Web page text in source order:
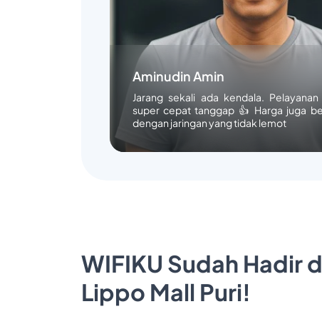
Aminudin Amin
Jarang sekali ada kendala.
super cepat tanggap 👍 Harga juga
dengan jaringan yang tidak lemot
WIFIKU Sudah Hadir
Lippo Mall Puri!